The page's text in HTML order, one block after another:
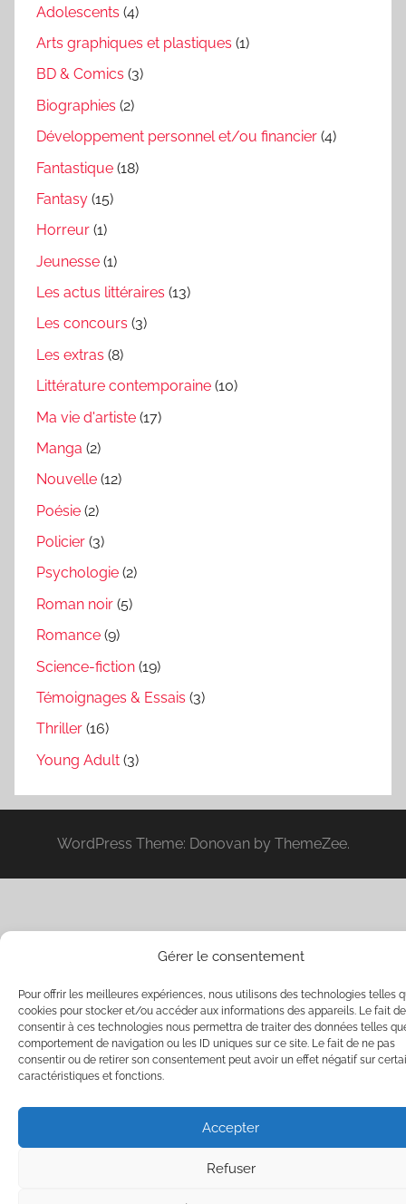
Gérer le consentement
Pour offrir les meilleures expériences, nous utilisons des technologies telles
cookies pour stocker et/ou accéder aux informations des appareils. Le fait de
consentir à ces technologies nous permettra de traiter des données telles
comportement de navigation ou les ID uniques sur ce site. Le fait de ne pas
consentir ou de retirer son consentement peut avoir un effet négatif sur
caractéristiques et fonctions.
Accepter
Refuser
Adolescents (4)
Arts graphiques et plastiques (1)
BD & Comics (3)
Biographies (2)
Développement personnel et/ou financier (4)
Fantastique (18)
Fantasy (15)
Horreur (1)
Jeunesse (1)
Les actus littéraires (13)
Les concours (3)
Les extras (8)
Littérature contemporaine (10)
Ma vie d'artiste (17)
Manga (2)
Nouvelle (12)
Poésie (2)
Policier (3)
Psychologie (2)
Roman noir (5)
Romance (9)
Science-fiction (19)
Témoignages & Essais (3)
Thriller (16)
Young Adult (3)
WordPress Theme: Donovan by ThemeZee.